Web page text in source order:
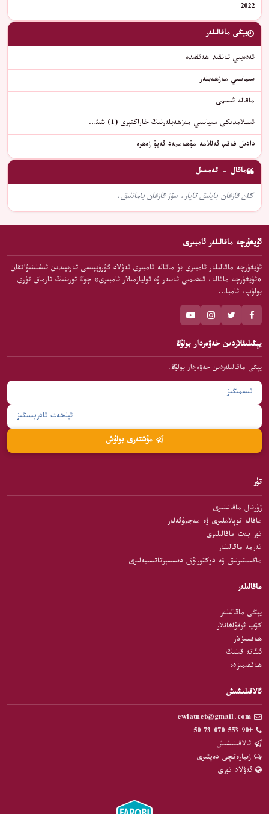
2022
يېڭى ماقالىلەر
ئەدەبىي تەنقىد ھەققىدە
سىياسىي مەزھەبلەر
ماقالە ئىسمى
ئىسلامدىكى سىياسىي مەزھەبلەرنىڭ خاراكتېرى (1) شىئ…
دادىل فەقىھ ئەللامە مۇھەممەد ئەبۇ زەھرە
ماقال - تەمسىل
كان قازغان بايلىق تاپار، سۆز قازغان يامانلىق.
ئۇيغۇرچە ماقالىلەر ئامبىرى
ئۇيغۇرچە ماقالىلەر ئامبىرى بۇ ماقالە ئامبىرى ئەۋلاد گۇرۇپپىسى تەرىپىدىن ئىشلىنىۋاتقان
«ئۇيغۇرچە ماقالە، قەدىمىي ئەسەر ۋە قوليازمىلار ئامبىرى» چوڭ تۈرىنىڭ تارماق تۈرى
بولۇپ، ئامبا…
يېڭىلىقلاردىن خەۋەردار بولۇڭ
يېڭى ماقالىلەردىن خەۋەردار بولۇڭ.
تۈر
ژۇرنال ماقالىلىرى
ماقالە توپلاملىرى ۋە مەجمۇئەلەر
تور بەت ماقالىلىرى
تەرمە ماقالىلەر
ماگىستىرلىق ۋە دوكتورلۇق دىسسېرتاتسىيەلىرى
ماقالىلەر
يېڭى ماقالىلەر
كۆپ ئوقۇلغانلار
ھەقسىزلار
ئىئانە قىلىڭ
ھەققىمىزدە
ئالاقىلىشىش
+90 553 070 73 50
ئالاقىلىشىش
زىيارەتچى دەپتىرى
ئەۋلاد تورى